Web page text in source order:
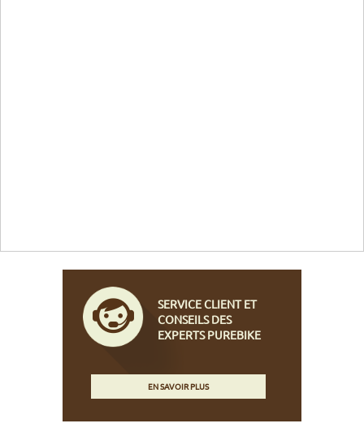
SERVICE CLIENT ET
CONSEILS DES
EXPERTS PUREBIKE
EN SAVOIR PLUS